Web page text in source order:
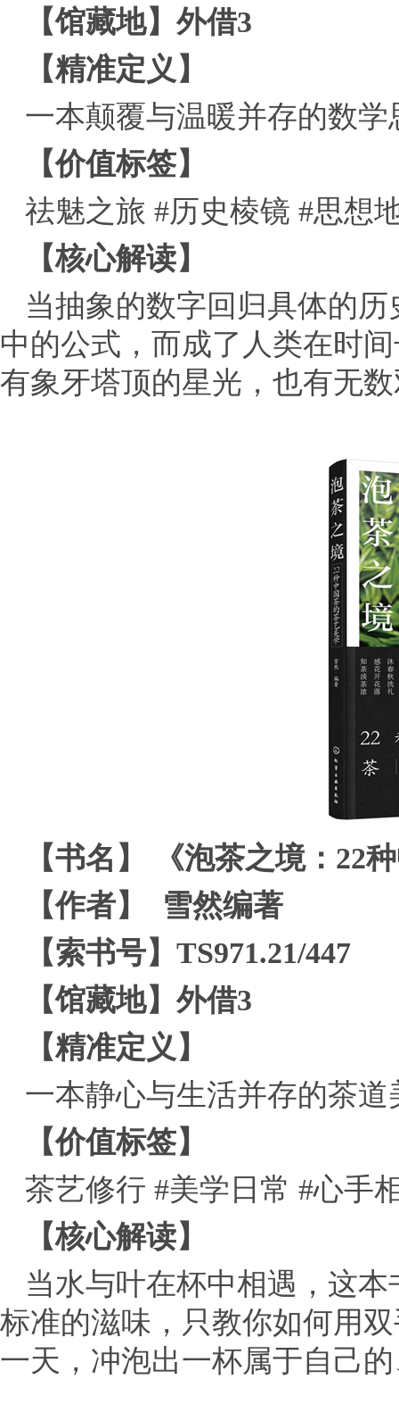
【馆藏地】外借3
【精准定义】
一本颠覆与温暖并存的数学
【价值标签】
祛魅之旅 #历史棱镜 #思想
【核心解读】
当抽象的数字回归具体的
中的公式，而成了人类在时
有象牙塔顶的星光，也有无
【书名】 《泡茶之境：22
【作者】 雪然编著
【索书号】TS971.21/447
【馆藏地】外借3
【精准定义】
一本静心与生活并存的茶道
【价值标签】
茶艺修行 #美学日常 #心手
【核心解读】
当水与叶在杯中相遇，这
标准的滋味，只教你如何用
一天，冲泡出一杯属于自己